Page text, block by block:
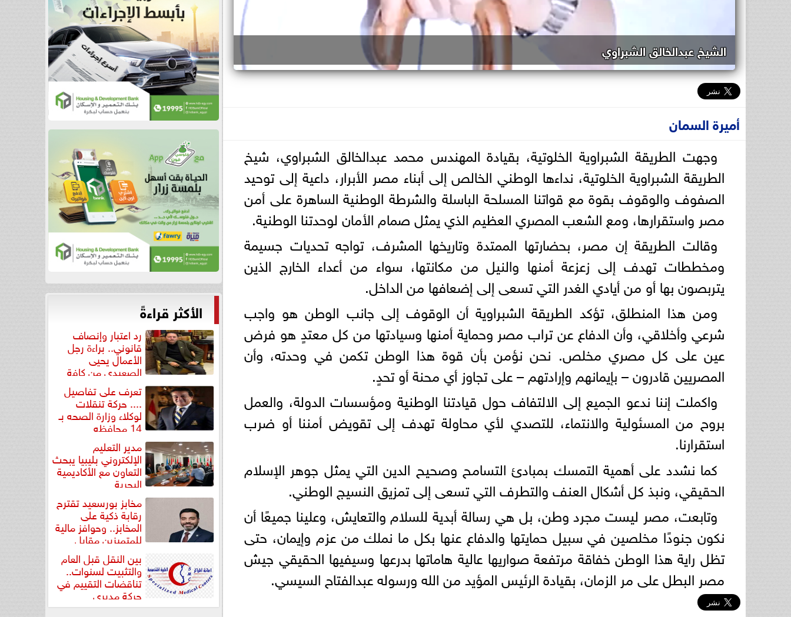
الشيخ عبدالخالق الشبراوي
أميرة السمان
وجهت الطريقة الشبراوية الخلوتية، بقيادة المهندس محمد عبدالخالق الشبراوي، شيخ
الطريقة الشبراوية الخلوتية، نداءها الوطني الخالص إلى أبناء مصر الأبرار، داعية إلى توحيد
الصفوف والوقوف بقوة مع قواتنا المسلحة الباسلة والشرطة الوطنية الساهرة على أمن
مصر واستقرارها، ومع الشعب المصري العظيم الذي يمثل صمام الأمان لوحدتنا الوطنية.
وقالت الطريقة إن مصر، بحضارتها الممتدة وتاريخها المشرف، تواجه تحديات جسيمة
ومخططات تهدف إلى زعزعة أمنها والنيل من مكانتها، سواء من أعداء الخارج الذين
يتربصون بها أو من أيادي الغدر التي تسعى إلى إضعافها من الداخل.
ومن هذا المنطلق، تؤكد الطريقة الشبراوية أن الوقوف إلى جانب الوطن هو واجب
شرعي وأخلاقي، وأن الدفاع عن تراب مصر وحماية أمنها وسيادتها من كل معتدٍ هو فرض
عين على كل مصري مخلص. نحن نؤمن بأن قوة هذا الوطن تكمن في وحدته، وأن
المصريين قادرون – بإيمانهم وإرادتهم – على تجاوز أي محنة أو تحدٍ.
واكملت إننا ندعو الجميع إلى الالتفاف حول قيادتنا الوطنية ومؤسسات الدولة، والعمل
بروح من المسئولية والانتماء، للتصدي لأي محاولة تهدف إلى تقويض أمننا أو ضرب
استقرارنا.
كما نشدد على أهمية التمسك بمبادئ التسامح وصحيح الدين التي يمثل جوهر الإسلام
الحقيقي، ونبذ كل أشكال العنف والتطرف التي تسعى إلى تمزيق النسيج الوطني.
وتابعت، مصر ليست مجرد وطن، بل هي رسالة أبدية للسلام والتعايش، وعلينا جميعًا أن
نكون جنودًا مخلصين في سبيل حمايتها والدفاع عنها بكل ما نملك من عزم وإيمان، حتى
تظل راية هذا الوطن خفاقة مرتفعة صواريها عالية هاماتها بدرعها وسيفيها الحقيقي جيش
مصر البطل على مر الزمان، بقيادة الرئيس المؤيد من الله ورسوله عبدالفتاح السيسي.
الأكثر قراءةً
رد اعتبار وإنصاف
قانوني.. براءة رجل
الأعمال يحيى
الصعيدي من كافة
التهم... تعرف على تفاصيل
.... حركة تنقلات
لوكلاء وزارة الصحه بـ
14 محافظه
مدير التعليم
الإلكتروني بليبيا يبحث
التعاون مع الأكاديمية
البحرية
مخابز بورسعيد تقترح
رقابة ذكية على
المخابز.. وحوافز مالية
للمتميزين مقابل
بين النقل قبل العام
والتثبيت لسنوات..
تناقضات التقييم في
حركة مديري
”مستشفيات...